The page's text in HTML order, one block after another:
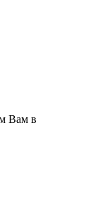
Вам в